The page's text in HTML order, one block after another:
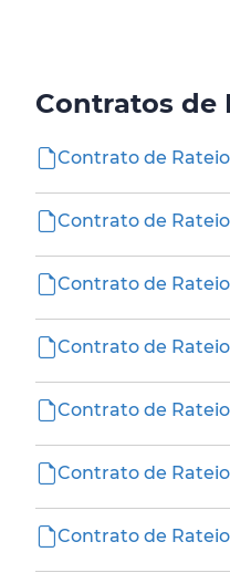
Contratos de
Contrato de
Contrato de
Contrato de Rateio
Contrato de
Contrato de
Contrato de
Contrato de